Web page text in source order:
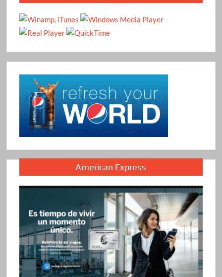
American Express